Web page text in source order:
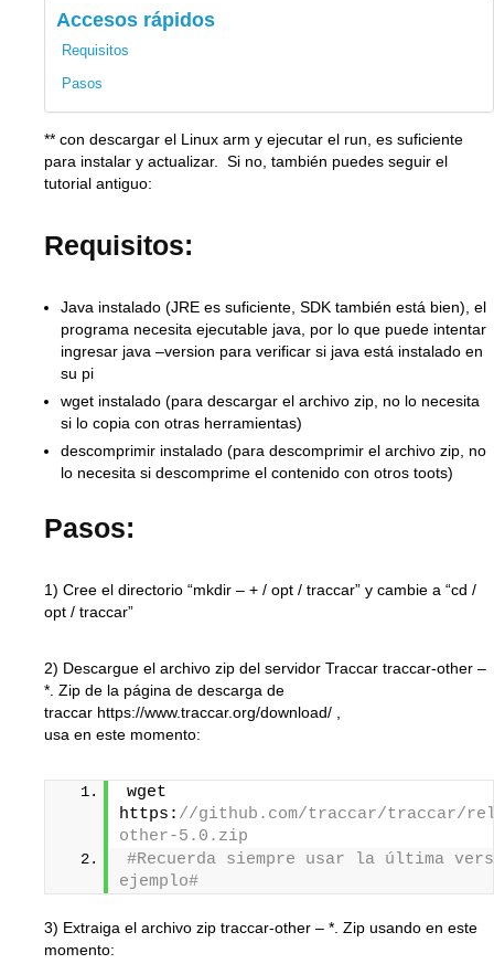
Accesos rápidos
Requisitos
Pasos
** con descargar el Linux arm y ejecutar el run, es suficiente
para instalar y actualizar. Si no, también puedes seguir el
tutorial antiguo:
Requisitos:
Java instalado (JRE es suficiente, SDK también está bien), el
programa necesita ejecutable java, por lo que puede intentar
ingresar java –version para verificar si java está instalado en
su pi
wget instalado (para descargar el archivo zip, no lo necesita
si lo copia con otras herramientas)
descomprimir instalado (para descomprimir el archivo zip, no
lo necesita si descomprime el contenido con otros toots)
Pasos:
1) Cree el directorio “mkdir – + / opt / traccar” y cambie a “cd /
opt / traccar”
2) Descargue el archivo zip del servidor Traccar traccar-other –
*. Zip de la página de descarga de
traccar https://www.traccar.org/download/ ,
usa en este momento:
wget
https: //github.com/traccar/traccar/
other-5.0.zip
#Recuerda siempre usar la última
ejemplo#
3) Extraiga el archivo zip traccar-other – *. Zip usando en este
momento: